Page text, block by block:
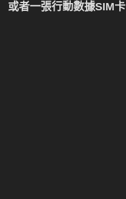
或者一張行動數據SIM卡